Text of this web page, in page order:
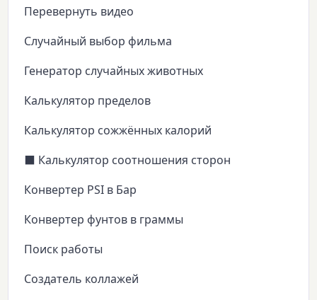
Перевернуть видео
Случайный выбор фильма
Генератор случайных животных
Калькулятор пределов
Калькулятор сожжённых калорий
⬛ Калькулятор соотношения сторон
Конвертер PSI в Бар
Конвертер фунтов в граммы
Поиск работы
Создатель коллажей